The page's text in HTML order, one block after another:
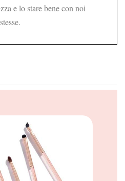
e lo stare bene con noi
stesse.